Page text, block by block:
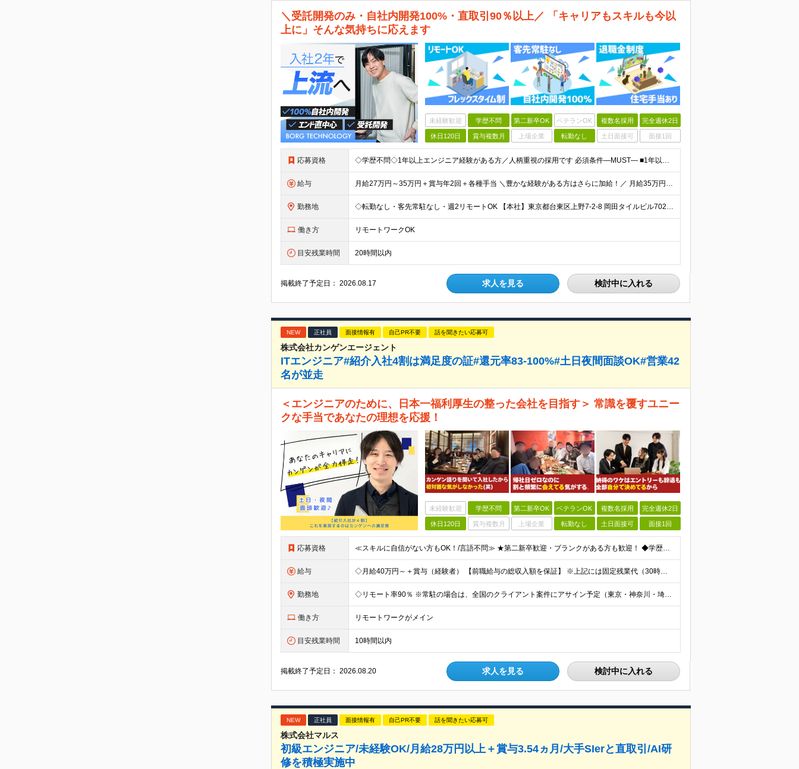
＼受託開発のみ・自社内開発100%・直取引90％以上／ 「キャリアもスキルも今以
上に」そんな気持ちに応えます
未経験歓迎 学歴不問 第二新卒OK ベテランOK 複数名採用 完全週休2日
休日120日 賞与複数月 上場企業 転勤なし 土日面接可 面接1回
応募資格 ◇学歴不問◇1年以上エンジニア経験がある方／人柄重視の採用です 必須条件―MUST― ■1年以上エンジニア経験がある方 ■C#、Java、Node.js、VB.NETを使った実務経験がある方 ＼こ
給与 月給27万円～35万円＋賞与年2回＋各種手当 ＼豊かな経験がある方はさらに加給！／ 月給35万円～40万円＋賞与年2回＋各種手当 ※ご経験やスキル、前職給等を考慮して給与額を決定します
勤務地 ◇転勤なし・客先常駐なし・週2リモートOK 【本社】東京都台東区上野7-2-8 岡田タイルビル702 【第1分室】東京都台東区上野7-6-10 MSKビル4階 【第2分室】東京都台東区上野7-8-2
働き方 リモートワークOK
目安残業時間 20時間以内
掲載終了予定日：2026.08.17 求人を見る 検討中に入れる
NEW 正社員 面接情報有 自己PR不要 話を聞きたい応募可
株式会社カンゲンエージェント
ITエンジニア#紹介入社4割は満足度の証#還元率83-100%#土日夜間面談OK#営業42
名が並走
＜エンジニアのために、日本一福利厚生の整った会社を目指す＞ 常識を覆すユニー
クな手当であなたの理想を応援！
未経験歓迎 学歴不問 第二新卒OK ベテランOK 複数名採用 完全週休2日
休日120日 賞与複数月 上場企業 転勤なし 土日面接可 面接1回
応募資格 ≪スキルに自信がない方もOK！/言語不問≫ ★第二新卒歓迎・ブランクがある方も歓迎！ ◆学歴不問 ◆微経験OK（何らかのエンジニア実務経験を1年以上お持ちの方） ＼エンジニアの皆様の不満を解決しま
給与 ◇月給40万円～＋賞与（経験者） 【前職給与の総収入額を保証】 ※上記には固定残業代（30時間分／6万7000円～）が含まれています。超過分は時間外手当を別途支給。 ※試用期間3ヶ月（期間中は契約社員
勤務地 ◇リモート率90％ ※常駐の場合は、全国のクライアント案件にアサイン予定（東京・神奈川・埼玉・千葉・愛知・大阪・福岡メイン） 【拠点】 ◆本社／東京都渋谷区道玄坂1丁目10番8号 渋谷道玄坂東急ビル
働き方 リモートワークがメイン
目安残業時間 10時間以内
掲載終了予定日：2026.08.20 求人を見る 検討中に入れる
NEW 正社員 面接情報有 自己PR不要 話を聞きたい応募可
株式会社マルス
初級エンジニア/未経験OK/月給28万円以上＋賞与3.54ヵ月/大手SIerと直取引/AI研
修を積極実施中